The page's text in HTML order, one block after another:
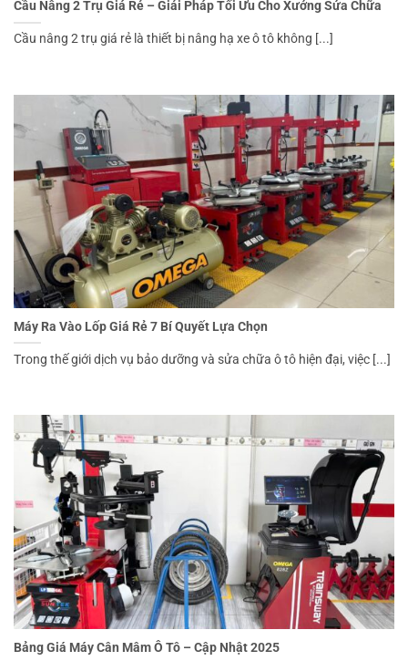
Cầu Nâng 2 Trụ Giá Rẻ – Giải Pháp Tối Ưu Cho Xưởng Sửa Chữa
Cầu nâng 2 trụ giá rẻ là thiết bị nâng hạ xe ô tô không [...]
Máy Ra Vào Lốp Giá Rẻ 7 Bí Quyết Lựa Chọn
Trong thế giới dịch vụ bảo dưỡng và sửa chữa ô tô hiện đại, việc [...]
Bảng Giá Máy Cân Mâm Ô Tô – Cập Nhật 2025